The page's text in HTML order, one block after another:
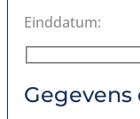
Einddatum: